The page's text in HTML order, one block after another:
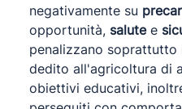
negativamente su
opportunità, salutee
penalizzano
dedito all'agricoltura di
obiettivi educativi,